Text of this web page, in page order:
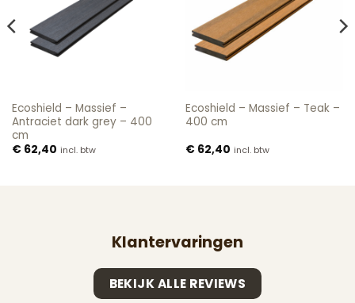
Ecoshield – Massief –
Antraciet dark grey – 400
cm
€62,40 incl. btw
Ecoshield – Massief – Teak –
400 cm
€62,40 incl. btw
Klantervaringen
BEKIJK ALLE REVIEWS